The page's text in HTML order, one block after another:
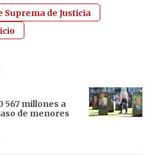
Suprema de Justicia
567 millones a
de menores